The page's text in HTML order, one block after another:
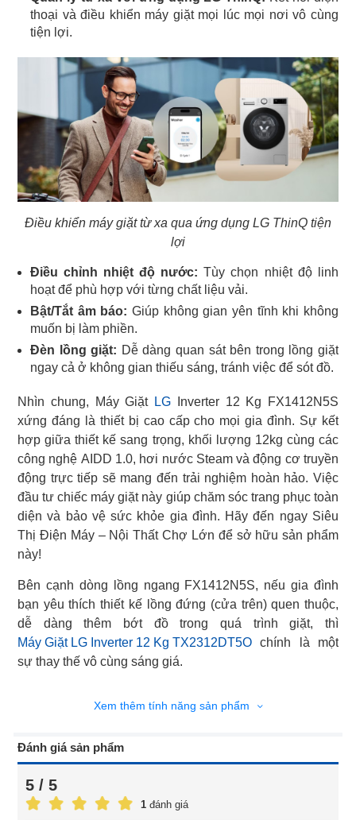
thoại và điều khiển máy giặt mọi lúc mọi nơi vô cùng
tiện lợi.
Điều khiển máy giặt từ xa qua ứng dụng LG ThinQ tiện
lợi
Điều chỉnh nhiệt độ nước: Tùy chọn nhiệt độ linh
hoạt để phù hợp với từng chất liệu vải.
Bật/Tắt âm báo: Giúp không gian yên tĩnh khi không
muốn bị làm phiền.
Đèn lồng giặt: Dễ dàng quan sát bên trong lồng giặt
ngay cả ở không gian thiếu sáng, tránh việc để sót đồ.
Nhìn chung, Máy Giặt LG Inverter 12 Kg FX1412N5S
xứng đáng là thiết bị cao cấp cho mọi gia đình. Sự kết
hợp giữa thiết kế sang trọng, khối lượng 12kg cùng các
công nghệ AIDD 1.0, hơi nước Steam và động cơ truyền
động trực tiếp sẽ mang đến trải nghiệm hoàn hảo. Việc
đầu tư chiếc máy giặt này giúp chăm sóc trang phục toàn
diện và bảo vệ sức khỏe gia đình. Hãy đến ngay Siêu
Thị Điện Máy – Nội Thất Chợ Lớn để sở hữu sản phẩm
này!
Bên cạnh dòng lồng ngang FX1412N5S, nếu gia đình
bạn yêu thích thiết kế lồng đứng (cửa trên) quen thuộc,
Máy Giặt LG Inverter 12 Kg TX2312DT5O chính là một
sự thay thế vô cùng sáng giá.
Xem thêm tính năng sản phẩm
Đánh giá sản phẩm
5 / 5
1 đánh giá